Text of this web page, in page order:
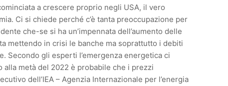
a crescere proprio negli USA, il vero
Ci si chiede perché c’è tanta preoccupazione per
che-se si ha un’impennata dell’aumento delle
mettendo in crisi le banche ma soprattutto i debiti
Secondo gli esperti l’emergenza energetica ci
metà del 2022 è probabile che i prezzi
dell’IEA – Agenzia Internazionale per l’energia